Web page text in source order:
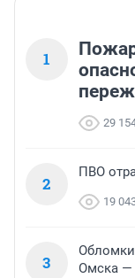
1
29
2
ПВО
19
3
Омска —